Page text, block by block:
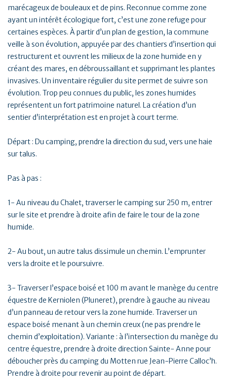
marécageux de bouleaux et de pins. Reconnue comme zone
ayant un intérêt écologique fort, c’est une zone refuge pour
certaines espèces. À partir d’un plan de gestion, la commune
veille à son évolution, appuyée par des chantiers d’insertion qui
restructurent et ouvrent les milieux de la zone humide en y
créant des mares, en débroussaillant et supprimant les plantes
invasives. Un inventaire régulier du site permet de suivre son
évolution. Trop peu connues du public, les zones humides
représentent un fort patrimoine naturel. La création d’un
sentier d’interprétation est en projet à court terme.
Départ : Du camping, prendre la direction du sud, vers une haie
sur talus.
Pas à pas :
1- Au niveau du Chalet, traverser le camping sur 250 m, entrer
sur le site et prendre à droite afin de faire le tour de la zone
humide.
2- Au bout, un autre talus dissimule un chemin. L’emprunter
vers la droite et le poursuivre.
3- Traverser l’espace boisé et 100 m avant le manège du centre
équestre de Kerniolen (Pluneret), prendre à gauche au niveau
d’un panneau de retour vers la zone humide. Traverser un
espace boisé menant à un chemin creux (ne pas prendre le
chemin d’exploitation). Variante : à l’intersection du manège du
centre équestre, prendre à droite direction Sainte- Anne pour
déboucher près du camping du Motten rue Jean-Pierre Calloc’h.
Prendre à droite pour revenir au point de départ.